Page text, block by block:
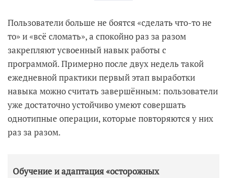
Пользователи больше не боятся «сделать что-то не
то» и «всё сломать», а спокойно раз за разом
закрепляют усвоенный навык работы с
программой. Примерно после двух недель такой
ежедневной практики первый этап выработки
навыка можно считать завершённым: пользователи
уже достаточно устойчиво умеют совершать
однотипные операции, которые повторяются у них
раз за разом.
Обучение и адаптация «осторожных